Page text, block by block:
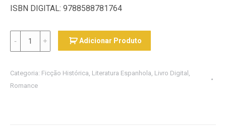
ISBN DIGITAL: 9788588781764
Quantidade Adicionar Produto
Categoria: Ficção Histórica, Literatura Espanhola, Livro Digital ,
Romance